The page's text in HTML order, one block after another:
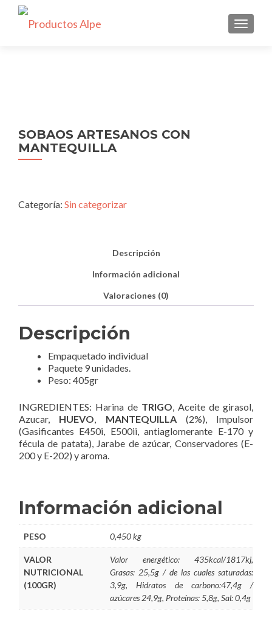
SOBAOS ARTESANOS CON
MANTEQUILLA
Categoría: Sin categorizar
Descripción
Información adicional
Valoraciones (0)
Descripción
Empaquetado individual
Paquete 9 unidades.
Peso: 405gr
INGREDIENTES: Harina de TRIGO, Aceite de girasol,
Azucar, HUEVO, MANTEQUILLA(2%), Impulsor
(Gasificantes E450i, E500ii, antiaglomerante E-170 y
fécula de patata), Jarabe de azúcar, Conservadores (E-
200 y E-202) y aroma.
Información adicional
PESO 0,450 kg
VALOR
NUTRICIONAL
(100GR)
Valor energético: 435kcal/1817kj,
Grasas: 25,5g / de las cuales saturadas:
3,9g, Hidratos de carbono:47,4g /
azúcares 24,9g, Proteínas: 5,8g, Sal: 0,4g